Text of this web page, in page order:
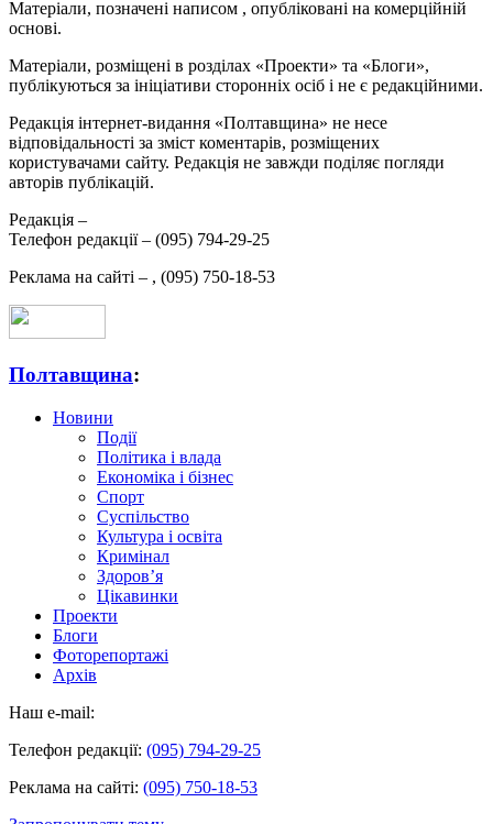
Матеріали, позначені написом , опубліковані на комерційній
основі.
Матеріали, розміщені в розділах «Проекти» та «Блоги»,
публікуються за ініціативи сторонніх осіб і не є редакційними.
Редакція інтернет-видання «Полтавщина» не несе
відповідальності за зміст коментарів, розміщених
користувачами сайту. Редакція не завжди поділяє погляди
авторів публікацій.
Редакція –
Телефон редакції – (095) 794-29-25
Реклама на сайті – , (095) 750-18-53
Полтавщина:
Новини
Події
Політика і влада
Економіка і бізнес
Спорт
Суспільство
Культура і освіта
Кримінал
Здоров’я
Цікавинки
Проекти
Блоги
Фоторепортажі
Архів
Наш e-mail:
Телефон редакції: (095) 794-29-25
Реклама на сайті: (095) 750-18-53